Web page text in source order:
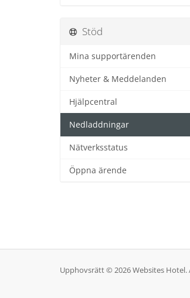
Stöd
Mina supportärenden
Nyheter & Meddelanden
Hjälpcentral
Nedladdningar
Nätverksstatus
Öppna ärende
Upphovsrätt © 2026 Websites